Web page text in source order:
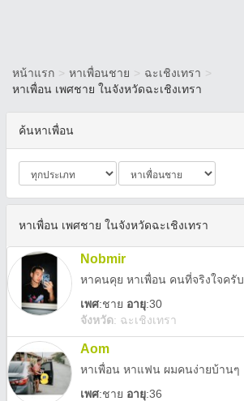
หน้าแรก > หาเพื่อนชาย > ฉะเชิงเทรา >
หาเพื่อน เพศชาย ในจังหวัดฉะเชิงเทรา
ค้นหาเพื่อน
หาเพื่อน เพศชาย ในจังหวัดฉะเชิงเทรา
Nobmir
หาคนคุย หาเพื่อน คนที่จริงใจครับ
เพศ:ชาย อายุ:30
จังหวัด: ฉะเชิงเทรา
Aom
หาเพื่อน หาแฟน ผมคนง่ายบ้านๆ
เพศ:ชาย อายุ:36